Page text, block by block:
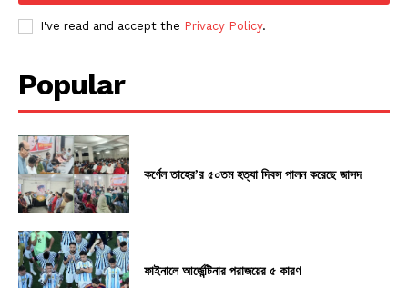
I've read and accept the Privacy Policy.
Popular
কর্ণেল তাহের’র ৫০তম হত্যা দিবস পালন করেছে জাসদ
ফাইনালে আর্জেন্টিনার পরাজয়ের ৫ কারণ